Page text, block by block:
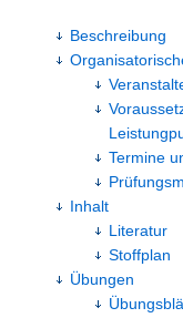
Beschreibung
Termine
Inhalt
Literatur
Stoffplan
Übungen